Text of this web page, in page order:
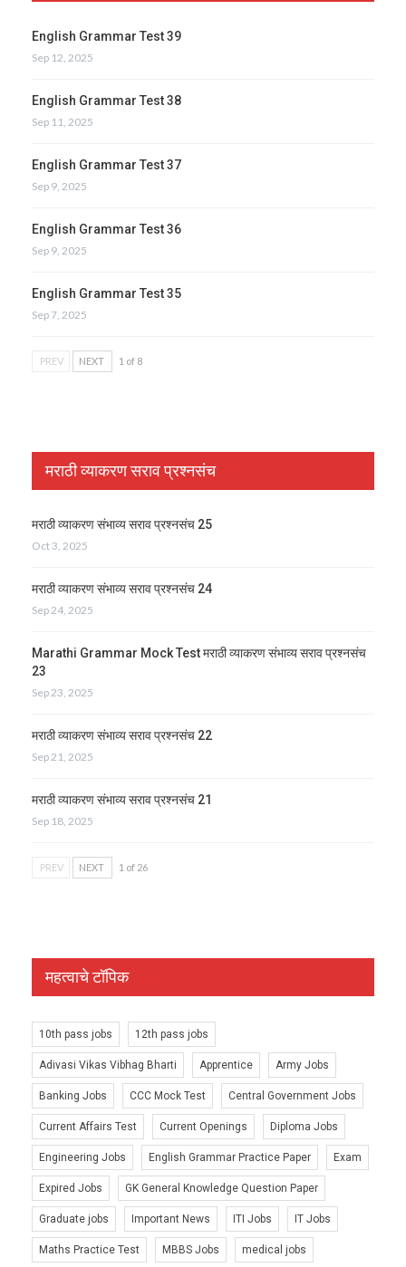
English Grammar Test 39
Sep 12, 2025
English Grammar Test 38
Sep 11, 2025
English Grammar Test 37
Sep 9, 2025
English Grammar Test 36
Sep 9, 2025
English Grammar Test 35
Sep 7, 2025
PREV NEXT 1 of 8
मराठी व्याकरण सराव प्रश्नसंच
मराठी व्याकरण संभाव्य सराव प्रश्नसंच 25
Oct 3, 2025
मराठी व्याकरण संभाव्य सराव प्रश्नसंच 24
Sep 24, 2025
Marathi Grammar Mock Test मराठी व्याकरण संभाव्य सराव प्रश्नसंच
23
Sep 23, 2025
मराठी व्याकरण संभाव्य सराव प्रश्नसंच 22
Sep 21, 2025
मराठी व्याकरण संभाव्य सराव प्रश्नसंच 21
Sep 18, 2025
PREV NEXT 1 of 26
महत्वाचे टॉपिक
10th pass jobs 12th pass jobs
Adivasi Vikas Vibhag Bharti Apprentice Army Jobs
Banking Jobs CCC Mock Test Central Government Jobs
Current Affairs Test Current Openings Diploma Jobs
Engineering Jobs English Grammar Practice Paper Exam
Expired Jobs GK General Knowledge Question Paper
Graduate jobs Important News ITI Jobs IT Jobs
Maths Practice Test MBBS Jobs medical jobs